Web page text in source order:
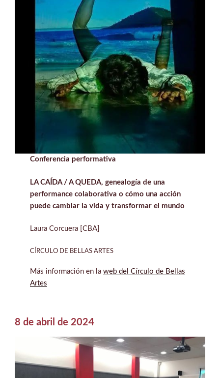
Conferencia performativa
LA CAÍDA / A QUEDA, genealogía de una
performance colaborativa o cómo una acción
puede cambiar la vida y transformar el mundo
Laura Corcuera [CBA]
CÍRCULO DE BELLAS ARTES
Más información en laweb del Círculo de Bellas
Artes
8 de abril de 2024